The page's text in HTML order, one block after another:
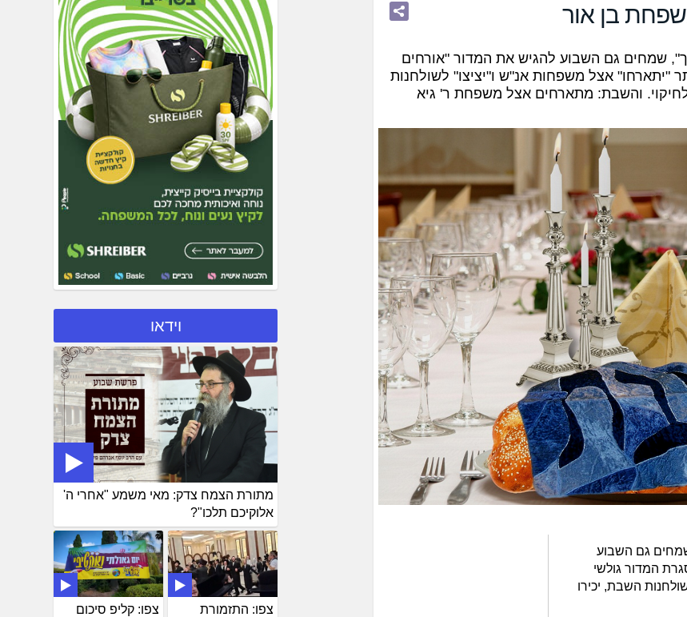
בן אור
שמחים גם השבוע להגיש את המדור "אורחים
אצל משפחות אנ"ש ו"יציצו" לשולחנות
לחיקוי. והשבת: מתארחים אצל משפחת ר' גיא
גם השבוע
המדור גולשי
השבת, יכירו
וידאו
מתורת הצמח צדק: מאי משמע "אחרי ה'
אלוקיכם תלכו"?
צפו: קליפ סיכום
צפו: התזמורת